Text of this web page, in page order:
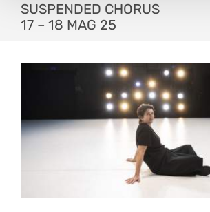
SUSPENDED CHORUS
17 – 18 MAG 25